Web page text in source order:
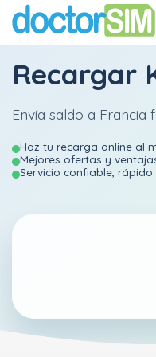
Recargar
Envía saldo a Francia
Haz tu recarga online al
Mejores ofertas y
Servicio confiable, rápido